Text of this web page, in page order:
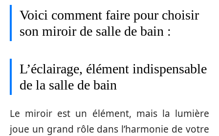
Voici comment faire pour choisir
son miroir de salle de bain :
L’éclairage, élément indispensable
de la salle de bain
Le miroir est un élément, mais la lumière
joue un grand rôle dans l’harmonie de votre